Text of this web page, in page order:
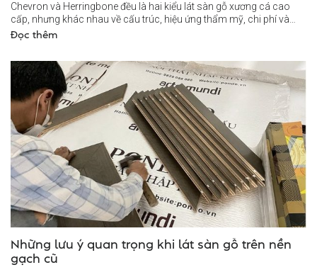
Chevron và Herringbone đều là hai kiểu lát sàn gỗ xương cá cao
cấp, nhưng khác nhau về cấu trúc, hiệu ứng thẩm mỹ, chi phí và
yêu cầu thi...
Đọc thêm
Những lưu ý quan trọng khi lát sàn gỗ trên nền
gạch cũ